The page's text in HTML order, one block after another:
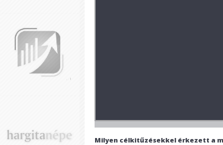
Milyen célkitűzésekkel érkezett a